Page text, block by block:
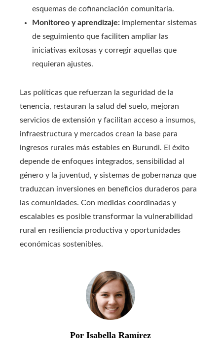
esquemas de cofinanciación comunitaria.
Monitoreo y aprendizaje: implementar sistemas
de seguimiento que faciliten ampliar las
iniciativas exitosas y corregir aquellas que
requieran ajustes.
Las políticas que refuerzan la seguridad de la
tenencia, restauran la salud del suelo, mejoran
servicios de extensión y facilitan acceso a insumos,
infraestructura y mercados crean la base para
ingresos rurales más estables en Burundi. El éxito
depende de enfoques integrados, sensibilidad al
género y la juventud, y sistemas de gobernanza que
traduzcan inversiones en beneficios duraderos para
las comunidades. Con medidas coordinadas y
escalables es posible transformar la vulnerabilidad
rural en resiliencia productiva y oportunidades
económicas sostenibles.
Por Isabella Ramírez